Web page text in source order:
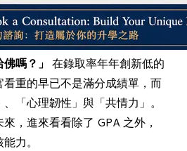
嗎？」 在錄取率年年創新低的
重的早已不是滿分成績單，而
「心理韌性」與「共情力」。
，進來看看除了 GPA 之外，
力。